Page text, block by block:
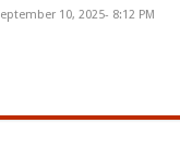
10, 2025- 8:12 PM